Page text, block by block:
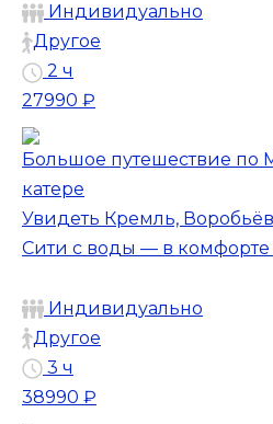
Индивидуально
Другое
2 ч
27990 ₽
Большое путешествие по
катере
Увидеть Кремль,
Сити с воды — в
Индивидуально
Другое
3 ч
38990 ₽